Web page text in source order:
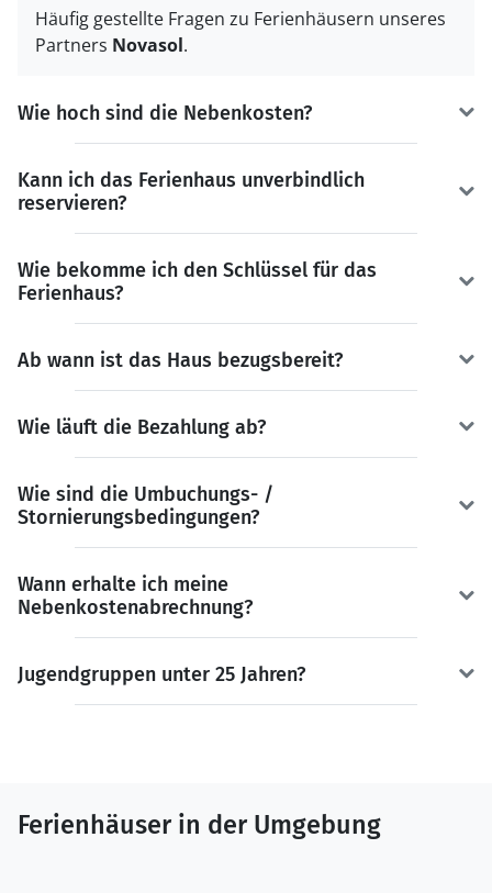
Häufig gestellte Fragen zu Ferienhäusern unseres
Partners Novasol.
Wie hoch sind die Nebenkosten?
Kann ich das Ferienhaus unverbindlich
reservieren?
Wie bekomme ich den Schlüssel für das
Ferienhaus?
Ab wann ist das Haus bezugsbereit?
Wie läuft die Bezahlung ab?
Wie sind die Umbuchungs- /
Stornierungsbedingungen?
Wann erhalte ich meine
Nebenkostenabrechnung?
Jugendgruppen unter 25 Jahren?
Ferienhäuser in der Umgebung